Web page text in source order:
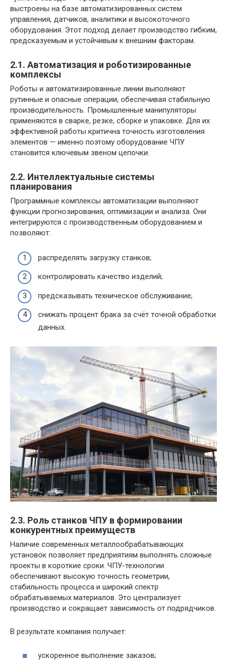
выстроены на базе автоматизированных систем
управления, датчиков, аналитики и высокоточного
оборудования. Этот подход делает производство гибким,
предсказуемым и устойчивым к внешним факторам.
2.1. Автоматизация и роботизированные
комплексы
Роботы и автоматизированные линии выполняют
рутинные и опасные операции, обеспечивая стабильную
производительность. Промышленные манипуляторы
применяются в сварке, резке, сборке и упаковке. Для их
эффективной работы критична точность изготовления
элементов — именно поэтому оборудование ЧПУ
становится ключевым звеном цепочки.
2.2. Интеллектуальные системы
планирования
Программные комплексы автоматизации выполняют
функции прогнозирования, оптимизации и анализа. Они
интегрируются с производственным оборудованием и
позволяют:
распределять загрузку станков;
контролировать качество изделий;
предсказывать техническое обслуживание;
снижать процент брака за счёт точной обработки
данных.
2.3. Роль станков ЧПУ в формировании
конкурентных преимуществ
Наличие современных металлообрабатывающих
установок позволяет предприятиям выполнять сложные
проекты в короткие сроки. ЧПУ-технологии
обеспечивают высокую точность геометрии,
стабильность процесса и широкий спектр
обрабатываемых материалов. Это централизует
производство и сокращает зависимость от подрядчиков.
В результате компания получает:
ускоренное выполнение заказов;